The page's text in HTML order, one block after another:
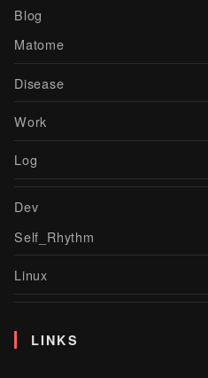
Blog
Matome
Disease
Work
Log
Dev
Self_Rhythm
Linux
LINKS